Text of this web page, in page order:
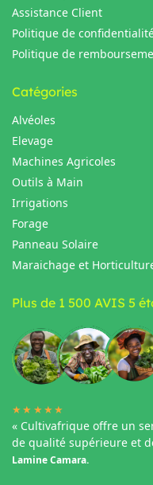
Assistance Client
Politique de
Politique de
Catégories
Alvéoles
Elevage
Machines Agricoles
Outils à Main
Irrigations
Forage
Panneau Solaire
Maraichage et
Plus de 1 500 AVIS 5
★★★★★
« Cultivafrique offre un
de qualité supérieure et
Lamine Camara.